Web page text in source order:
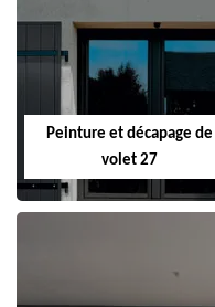
Peinture et décapage de
volet 27